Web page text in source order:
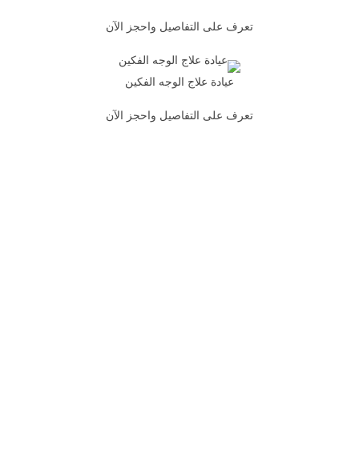
تعرف على التفاصيل واحجز الآن
عيادة علاج الوجه الفكين
تعرف على التفاصيل واحجز الآن